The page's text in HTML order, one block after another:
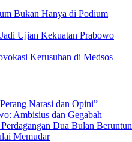
Bukan Hanya di Podium
Ujian Kekuatan Prabowo
Kerusuhan di Medsos
Narasi dan Opini”
Ambisius dan Gegabah
Dua Bulan Beruntun
Memudar